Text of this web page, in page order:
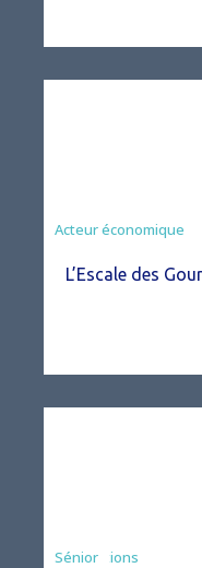
Acteur économique
L’Escale des
Associations
Sénior